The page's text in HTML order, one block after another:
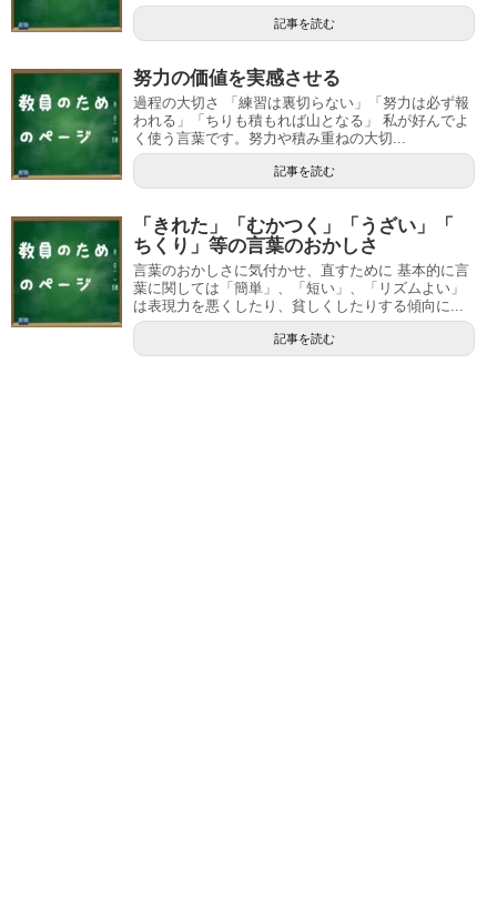
記事を読む
努力の価値を実感させる
過程の大切さ 「練習は裏切らない」「努力は必ず報
われる」「ちりも積もれば山となる」 私が好んでよ
く使う言葉です。努力や積み重ねの大切...
記事を読む
「きれた」「むかつく」「うざい」「
ちくり」等の言葉のおかしさ
言葉のおかしさに気付かせ、直すために 基本的に言
葉に関しては「簡単」、「短い」、「リズムよい」
は表現力を悪くしたり、貧しくしたりする傾向に...
記事を読む